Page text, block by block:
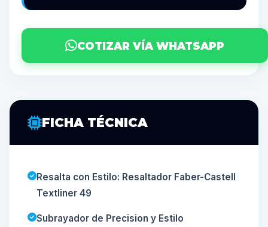
COTIZAR VÍA WHATSAPP
FICHA TÉCNICA
Resalta con Estilo: Resaltador Faber-Castell
Textliner 49
Subrayador de Precision y Estilo